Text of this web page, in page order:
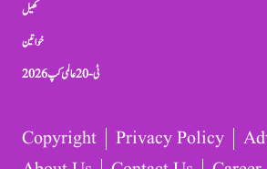
کھیل
خواتین
ٹی-20 عالمی کپ 2026
Copyright Privacy Policy